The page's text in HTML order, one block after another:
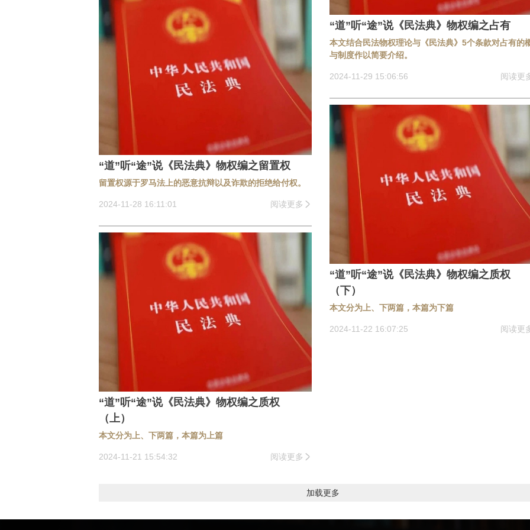
“道”听“途”说《民法典》物权编之占有
本文结合民法物权理论与《民法典》5个条款对占有的
与制度作以简要介绍。
2024-11-29 15:06:56 阅读更
“道”听“途”说《民法典》物权编之留置权
留置权源于罗马法上的恶意抗辩以及诈欺的拒绝给付权。
2024-11-28 16:11:01 阅读更多
“道”听“途”说《民法典》物权编之质权
（下）
本文分为上、下两篇，本篇为下篇
2024-11-22 16:07:25 阅读更
“道”听“途”说《民法典》物权编之质权
（上）
本文分为上、下两篇，本篇为上篇
2024-11-21 15:54:32 阅读更多
加载更多